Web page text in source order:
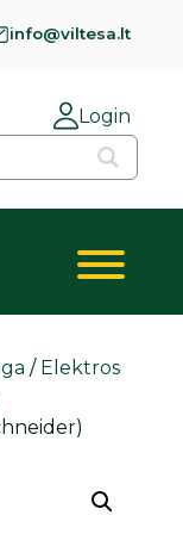
info@viltesa.lt
Login
/ Elektros